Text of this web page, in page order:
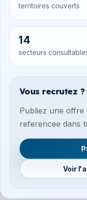
territoires couverts
14
secteurs
Vous recrutez ?
Publiez une offre
referencee dans
Voir